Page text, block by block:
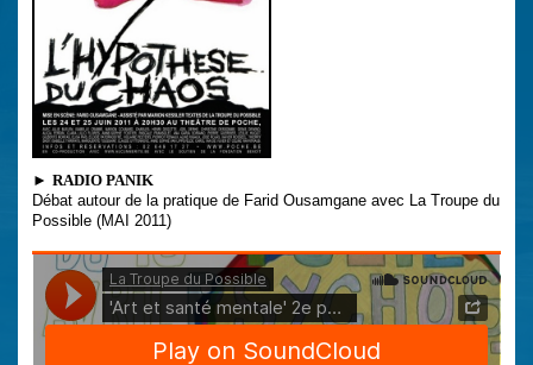
► RADIO PANIK
Débat autour de la pratique de Farid Ousamgane avec La Troupe du
Possible (MAI 2011)